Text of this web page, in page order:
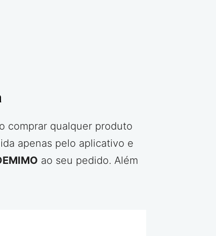
comprar qualquer produto
apenas pelo aplicativo e
ao seu pedido. Além